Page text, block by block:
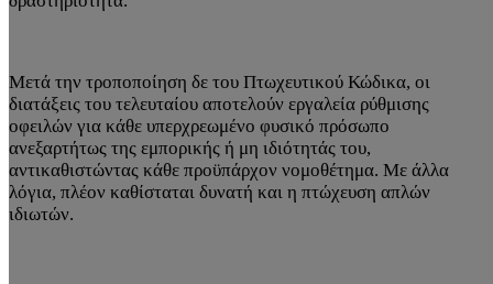
Μετά την τροποποίηση δε του Πτωχευτικού Κώδικα, οι
διατάξεις του τελευταίου αποτελούν εργαλεία ρύθμισης
οφειλών για κάθε υπερχρεωμένο φυσικό πρόσωπο
ανεξαρτήτως της εμπορικής ή μη ιδιότητάς του,
αντικαθιστώντας κάθε προϋπάρχον νομοθέτημα. Με άλλα
λόγια, πλέον καθίσταται δυνατή και η πτώχευση απλών
ιδιωτών.